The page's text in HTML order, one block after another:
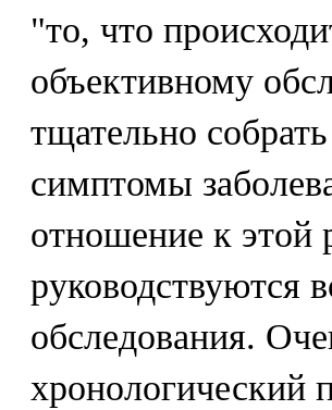
"то, что
объективному
тщательно
симптомы
отношение к этой
руководствуются
обследования.
хронологический